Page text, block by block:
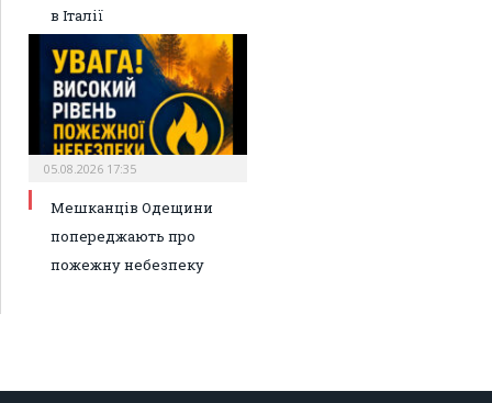
в Італії
05.08.2026 17:35
Мешканців Одещини
попереджають про
пожежну небезпеку